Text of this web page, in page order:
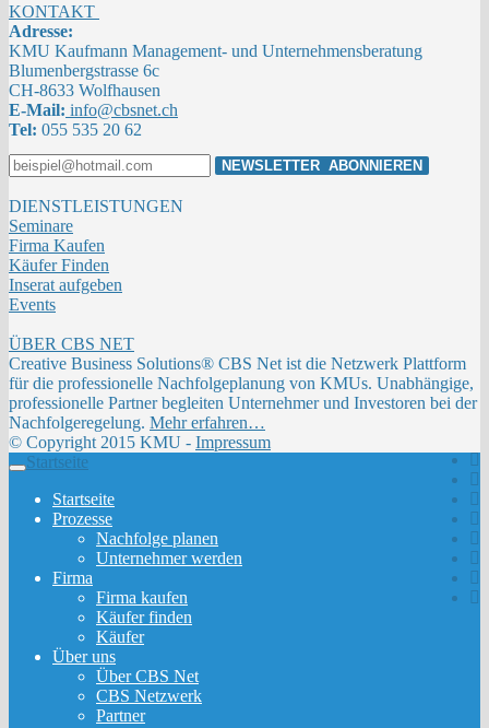
KONTAKT
Adresse:
KMU Kaufmann Management- und Unternehmensberatung
Blumenbergstrasse 6c
CH-8633 Wolfhausen
E-Mail: info@cbsnet.ch
Tel: 055 535 20 62
DIENSTLEISTUNGEN
Seminare
Firma Kaufen
Käufer Finden
Inserat aufgeben
Events
ÜBER CBS NET
Creative Business Solutions® CBS Net ist die Netzwerk Plattform
für die professionelle Nachfolgeplanung von KMUs. Unabhängige,
professionelle Partner begleiten Unternehmer und Investoren bei der
Nachfolgeregelung. Mehr erfahren…
© Copyright 2015 KMU - Impressum
Toggle
navigation
Startseite
Startseite
Prozesse
Nachfolge planen
Unternehmer werden
Firma
Firma kaufen
Käufer finden
Käufer
Über uns
Über CBS Net
CBS Netzwerk
Partner